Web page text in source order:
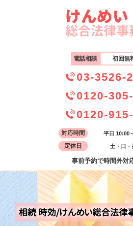
電話相談 初回無
03-3526-
0120-
0120-
対応時間 平日 10:00
定休日 土・日・
事前予約で時間外対
相続 時効/けんめい総合法律